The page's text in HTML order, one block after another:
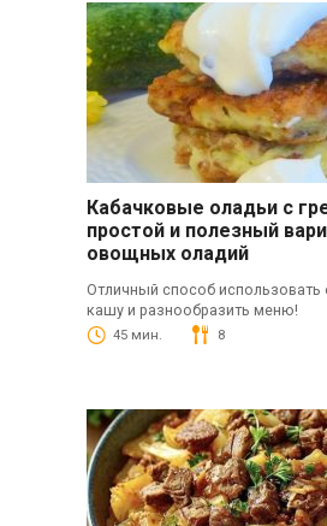
Кабачковые оладьи с
простой и полезный
овощных оладий
Отличный способ
кашу и разнообразить меню!
45 мин. 8